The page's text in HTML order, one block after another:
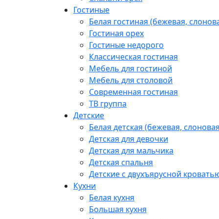
Гостиные
Белая гостиная (бежевая,
Гостиная орех
Гостиные недорого
Классическая гостиная
Мебель для гостиной
Мебель для столовой
Современная гостиная
ТВ группа
Детские
Белая детская (бежевая,
Детская для девочки
Детская для мальчика
Детская спальня
Детские с двухъярусной
Кухни
Белая кухня
Большая кухня